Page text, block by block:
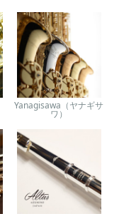
Yanagisawa（ヤナギサ
ワ）